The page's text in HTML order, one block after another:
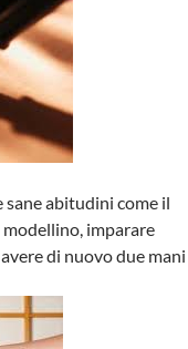
sane abitudini come il
imparare
di nuovo due mani